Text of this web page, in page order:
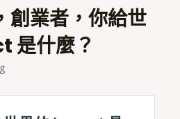
創業者，你給世
是什麼？